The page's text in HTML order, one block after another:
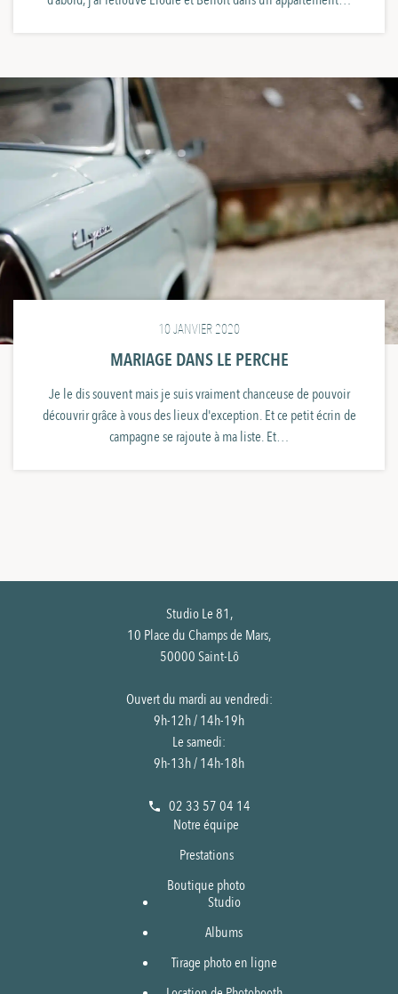
10 JANVIER 2020
MARIAGE DANS LE PERCHE
Je le dis souvent mais je suis vraiment chanceuse de pouvoir
découvrir grâce à vous des lieux d'exception. Et ce petit écrin de
campagne se rajoute à ma liste. Et…
Studio Le 81,
10 Place du Champs de Mars,
50000 Saint-Lô
Ouvert du mardi au vendredi:
9h-12h / 14h-19h
Le samedi:
9h-13h / 14h-18h
02 33 57 04 14
Notre équipe
Prestations
Boutique photo
Studio
Albums
Tirage photo en ligne